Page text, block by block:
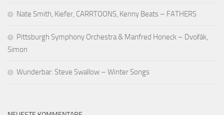
Nate Smith, Kiefer, CARRTOONS, Kenny Beats – FATHERS
Pittsburgh Symphony Orchestra & Manfred Honeck – Dvořák,
Simon
Wunderbar: Steve Swallow – Winter Songs